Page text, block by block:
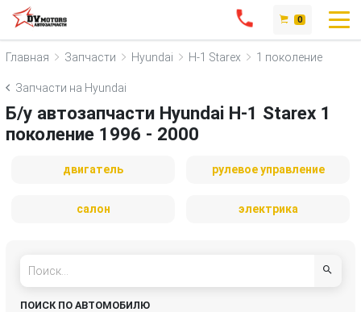
0
Главная Запчасти Hyundai H-1 Starex 1 поколение
Запчасти на Hyundai
Б/у автозапчасти Hyundai H-1 Starex 1
поколение 1996 - 2000
двигатель рулевое управление
салон электрика
ПОИСК ПО АВТОМОБИЛЮ